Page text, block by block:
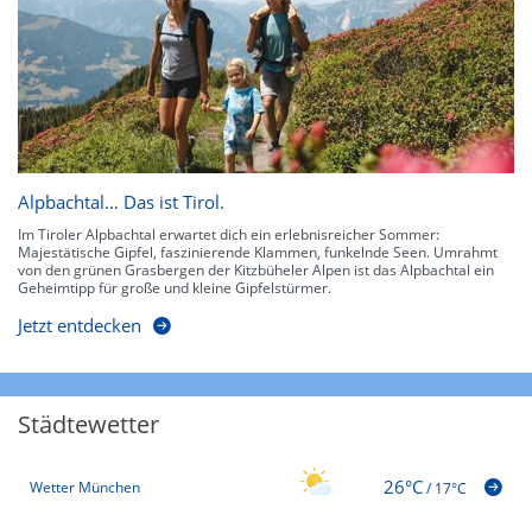
Alpbachtal… Das ist Tirol.
Im Tiroler Alpbachtal erwartet dich ein erlebnisreicher Sommer:
Majestätische Gipfel, faszinierende Klammen, funkelnde Seen. Umrahmt
von den grünen Grasbergen der Kitzbüheler Alpen ist das Alpbachtal ein
Geheimtipp für große und kleine Gipfelstürmer.
Jetzt entdecken
Städtewetter
Wetter München 26°C/17°C